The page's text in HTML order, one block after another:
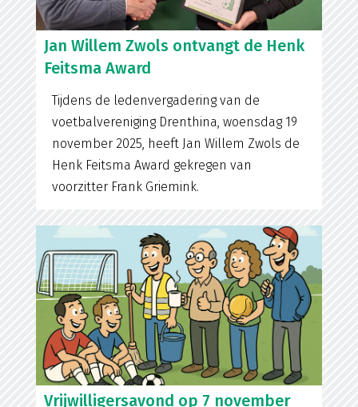
Jan Willem Zwols ontvangt de Henk
Feitsma Award
Tijdens de ledenvergadering van de
voetbalvereniging Drenthina, woensdag 19
november 2025, heeft Jan Willem Zwols de
Henk Feitsma Award gekregen van
voorzitter Frank Griemink.
Vrijwilligersavond op 7 november